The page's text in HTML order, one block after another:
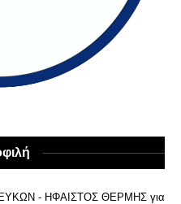
- ΗΦΑΙΣΤΟΣ ΘΕΡΜΗΣ για